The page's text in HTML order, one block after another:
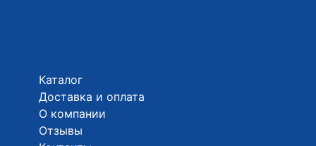
Каталог
Доставка и оплата
О компании
Отзывы